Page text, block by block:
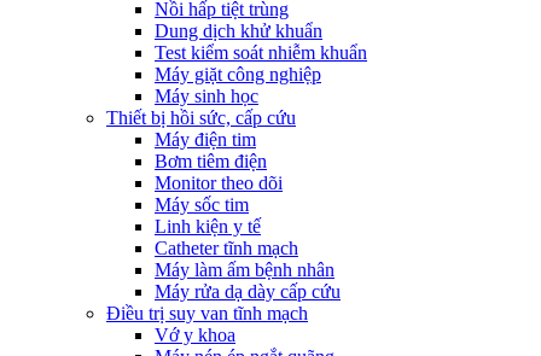
Nồi hấp tiệt trùng
Dung dịch khử khuẩn
Test kiểm soát nhiễm khuẩn
Máy giặt công nghiệp
Máy sinh học
Thiết bị hồi sức, cấp cứu
Máy điện tim
Bơm tiêm điện
Monitor theo dõi
Máy sốc tim
Linh kiện y tế
Catheter tĩnh mạch
Máy làm ấm bệnh nhân
Máy rửa dạ dày cấp cứu
Điều trị suy van tĩnh mạch
Vớ y khoa